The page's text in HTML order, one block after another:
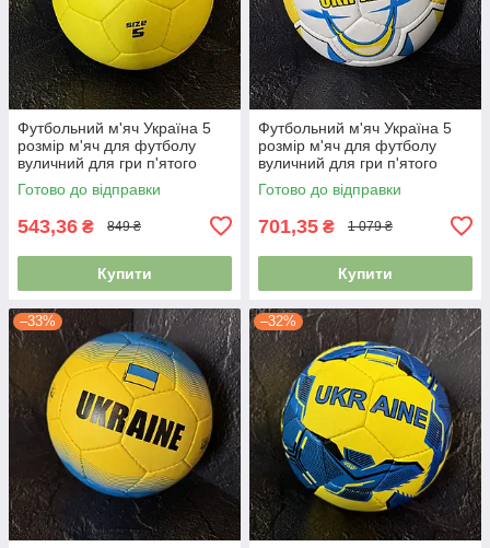
Футбольний м'яч Україна 5
розмір м'яч для футболу
вуличний для гри п'ятого
розміру зшитий FB-9535
Готово до відправки
543,36 ₴ 849 ₴
Купити
Футбольний м'яч Україна 5
розмір м'яч для футболу
вуличний для гри п'ятого
розміру зшитий FB-848
Готово до відправки
701,35 ₴ 1 079 ₴
Купити
–33% –32%